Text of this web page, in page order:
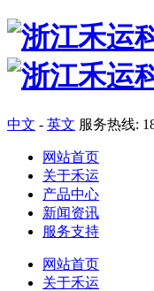
中文 - 英文 服务热线:
网站首页
关于禾运
产品中心
新闻资讯
服务支持
网站首页
关于禾运